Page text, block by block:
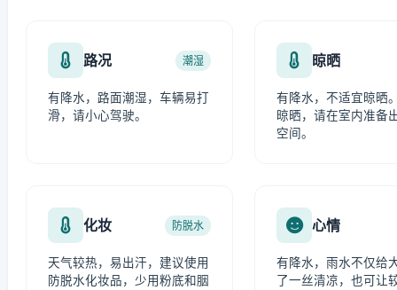
路况 潮湿
有降水，路面潮湿，车辆易打
滑，请小心驾驶。
晾晒
有降水，不适宜晾晒
晾晒，请在室内准备
空间。
化妆 防脱水
天气较热，易出汗，建议使用
防脱水化妆品，少用粉底和胭
心情
有降水，雨水不仅给
了一丝清凉，也可让